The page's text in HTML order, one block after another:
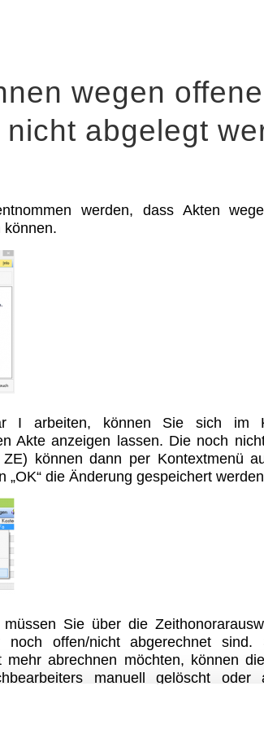
wegen
abgelegt
werden, dass Akten
können.
I arbeiten, können Sie sich im
Akte anzeigen lassen. Die noch
können dann per Kontextmenü
die Änderung gespeichert
Sie über die
noch offen/nicht abgerechnet
mehr abrechnen möchten, können
manuell gelöscht oder